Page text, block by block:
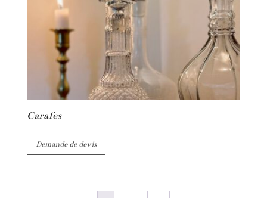
Carafes
Demande de devis